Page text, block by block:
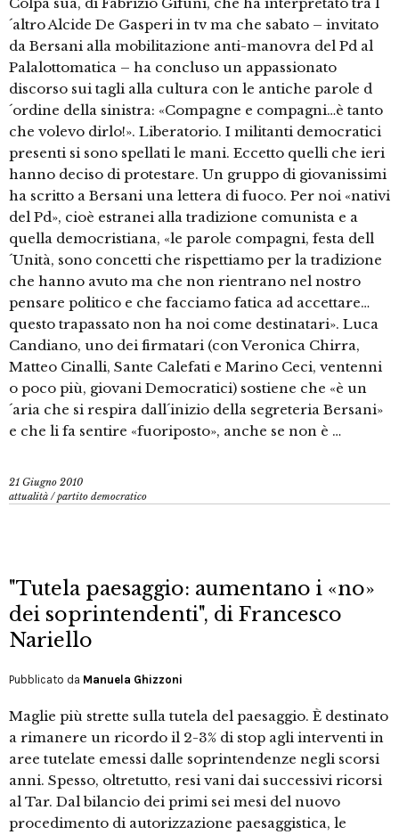
Colpa sua, di Fabrizio Gifuni, che ha interpretato tra l
´altro Alcide De Gasperi in tv ma che sabato – invitato
da Bersani alla mobilitazione anti-manovra del Pd al
Palalottomatica – ha concluso un appassionato
discorso sui tagli alla cultura con le antiche parole d
´ordine della sinistra: «Compagne e compagni…è tanto
che volevo dirlo!». Liberatorio. I militanti democratici
presenti si sono spellati le mani. Eccetto quelli che ieri
hanno deciso di protestare. Un gruppo di giovanissimi
ha scritto a Bersani una lettera di fuoco. Per noi «nativi
del Pd», cioè estranei alla tradizione comunista e a
quella democristiana, «le parole compagni, festa dell
´Unità, sono concetti che rispettiamo per la tradizione
che hanno avuto ma che non rientrano nel nostro
pensare politico e che facciamo fatica ad accettare…
questo trapassato non ha noi come destinatari». Luca
Candiano, uno dei firmatari (con Veronica Chirra,
Matteo Cinalli, Sante Calefati e Marino Ceci, ventenni
o poco più, giovani Democratici) sostiene che «è un
´aria che si respira dall´inizio della segreteria Bersani»
e che li fa sentire «fuoriposto», anche se non è …
21 Giugno 2010
attualità /partito democratico
"Tutela paesaggio: aumentano i «no»
dei soprintendenti", di Francesco
Nariello
Pubblicato da Manuela Ghizzoni
Maglie più strette sulla tutela del paesaggio. È destinato
a rimanere un ricordo il 2-3% di stop agli interventi in
aree tutelate emessi dalle soprintendenze negli scorsi
anni. Spesso, oltretutto, resi vani dai successivi ricorsi
al Tar. Dal bilancio dei primi sei mesi del nuovo
procedimento di autorizzazione paesaggistica, le